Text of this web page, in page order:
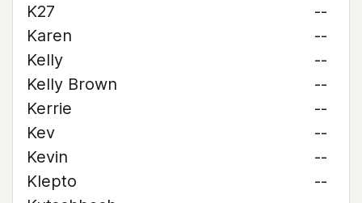
K27
--
Karen
--
Kelly
--
Kelly Brown
--
Kerrie
--
Kev
--
Kevin
--
Klepto
--